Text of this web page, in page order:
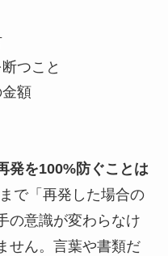
つこと
額
発を100%防ぐことは
で「再発した場合の
の意識が変わらなけ
せん。言葉や書類だ